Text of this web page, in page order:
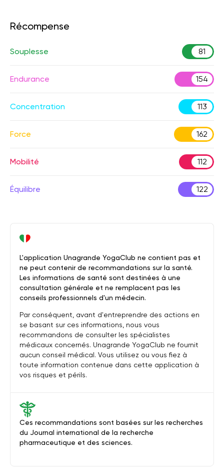
Récompense
Souplesse 81
Endurance 154
Concentration 113
Force 162
Mobilité 112
Équilibre 122
Ces recommandations sont basées sur les recherches
du Journal international de la recherche
pharmaceutique et des sciences.
L'application Unagrande YogaClub ne contient pas et
ne peut contenir de recommandations sur la santé.
Les informations de santé sont destinées à une
consultation générale et ne remplacent pas les
conseils professionnels d'un médecin.
Par conséquent, avant d'entreprendre des actions en
se basant sur ces informations, nous vous
recommandons de consulter les spécialistes
médicaux concernés. Unagrande YogaClub ne fournit
aucun conseil médical. Vous utilisez ou vous fiez à
toute information contenue dans cette application à
vos risques et périls.